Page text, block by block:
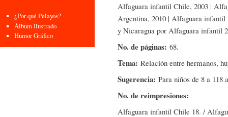
¿Por qué Pelayos?
Álbum Ilustrado
Humor Gráfico
Alfaguara infantil Chile, 2003 |
Argentina, 2010 | Alfaguara infantil
y Nicaragua por Alfaguara infantil
No. de páginas: 68.
Tema: Relación entre hermanos,
Sugerencia: Para niños de 8 a 118
No. de reimpresiones:
Alfaguara infantil Chile 18. /